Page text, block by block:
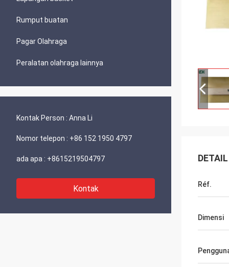
Rumput buatan
Pagar Olahraga
Peralatan olahraga lainnya
Kontak Person : Anna Li
Nomor telepon : +86 152 1950 4797
ada apa : +8615219504797
Kontak Réf.
Dimensi